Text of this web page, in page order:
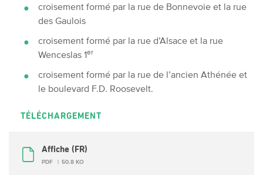
croisement formé par la rue de Bonnevoie et la rue
des Gaulois
croisement formé par la rue d’Alsace et la rue
Wenceslas 1er
croisement formé par la rue de l’ancien Athénée et
le boulevard F.D. Roosevelt.
TÉLÉCHARGEMENT
Affiche (FR)
PDF 50.8 KO